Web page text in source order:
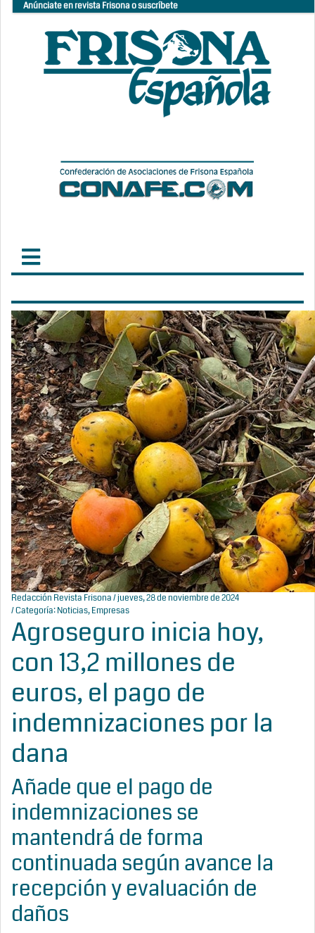
Anúnciate en revista Frisona o suscríbete
Redacción Revista Frisona/ jueves, 28 de noviembre de 2024
/ Categoría:Noticias,Empresas
Agroseguro inicia hoy,
con 13,2 millones de
euros, el pago de
indemnizaciones por la
dana
Añade que el pago de
indemnizaciones se
mantendrá de forma
continuada según avance la
recepción y evaluación de
daños